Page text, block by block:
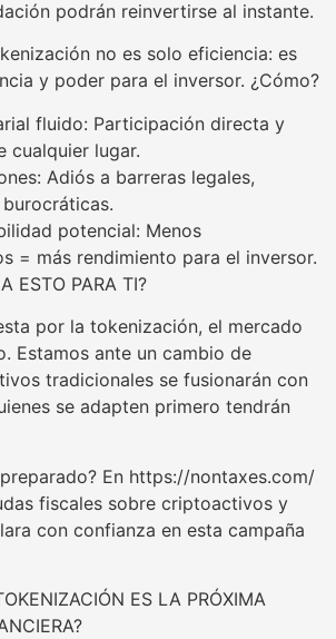
podrán reinvertirse al instante.
no es solo eficiencia: es
y poder para el inversor. ¿Cómo?
fluido: Participación directa y
cualquier lugar.
Adiós a barreras legales,
potencial: Menos
= más rendimiento para el inversor.
ESTO PARA TI?
por la tokenización, el mercado
Estamos ante un cambio de
tradicionales se fusionarán con
se adapten primero tendrán
En https://nontaxes.com/
fiscales sobre criptoactivos y
con confianza en esta campaña
ES LA PRÓXIMA